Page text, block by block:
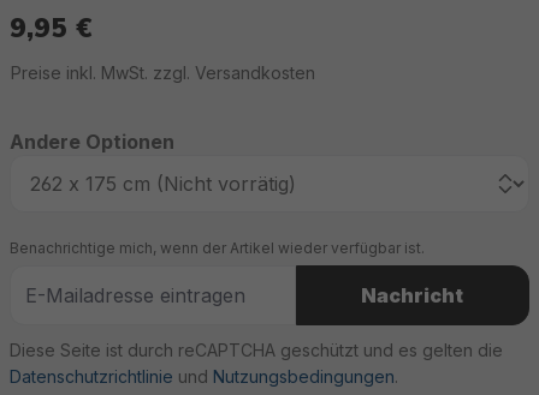
9,95 €
Preise inkl. MwSt. zzgl. Versandkosten
Andere Optionen
Benachrichtige mich, wenn der Artikel wieder verfügbar ist.
Nachricht
Diese Seite ist durch reCAPTCHA geschützt und es gelten die
Datenschutzrichtlinie und Nutzungsbedingungen.